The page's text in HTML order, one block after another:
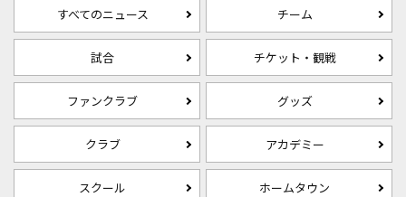
すべてのニュース チーム
試合 チケット・観戦
ファンクラブ グッズ
クラブ アカデミー
スクール ホームタウン